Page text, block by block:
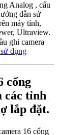
Analog , cấu
dẫn sử
máy tính,
Ultraview.
ghi camera
dụng
cổng
các tỉnh
lắp đặt.
16 cổng